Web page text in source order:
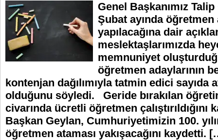
Genel Başkanımız
Şubat ayında öğretmen
yapılacağına dair
meslektaşlarımızda
memnuniyet
öğretmen adaylarının
kontenjan dağılımıyla tatmin edici sayıda
olduğunu söyledi. Geride bırakılan
civarında ücretli öğretmen çalıştırıldığını
Başkan Geylan, Cumhuriyetimizin 100.
öğretmen ataması yakışacağını kaydetti.